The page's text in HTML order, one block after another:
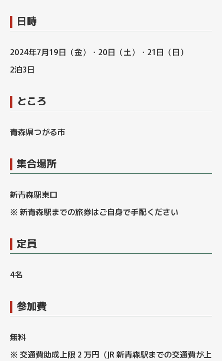
日時
2024年7月19日（金）・20日（土）・21日（日）
2泊3日
ところ
青森県つがる市
集合場所
新青森駅東口
※ 新青森駅までの旅券はご自身で手配ください
定員
4名
参加費
無料
※ 交通費助成上限 2 万円（JR 新青森駅までの交通費が上